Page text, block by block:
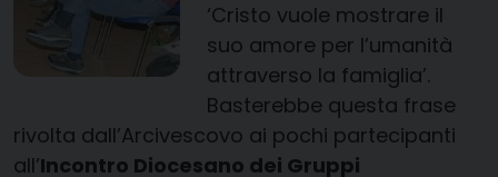
‘Cristo vuole mostrare il
suo amore per l’umanità
attraverso la famiglia’.
Basterebbe questa frase
rivolta dall’Arcivescovo ai pochi partecipanti
all’Incontro Diocesano dei Gruppi